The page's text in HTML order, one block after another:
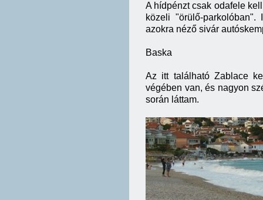
A hídpénzt csak odafele
közeli "örülő-
azokra néző sivár
Baska
Az itt található Zablace
végében van, és nagyon
során láttam.